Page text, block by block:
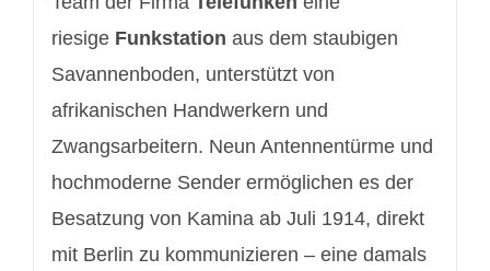
riesige Funkstation aus dem staubigen
Savannenboden, unterstützt von
afrikanischen Handwerkern und
Zwangsarbeitern. Neun Antennentürme und
hochmoderne Sender ermöglichen es der
Besatzung von Kamina ab Juli 1914, direkt
mit Berlin zu kommunizieren – eine damals